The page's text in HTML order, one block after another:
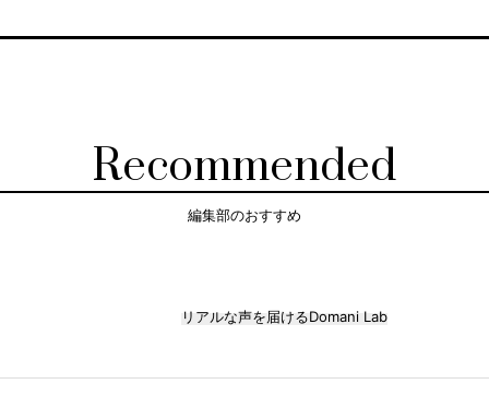
Recommended
編集部のおすすめ
リアルな声を届けるDomani Lab